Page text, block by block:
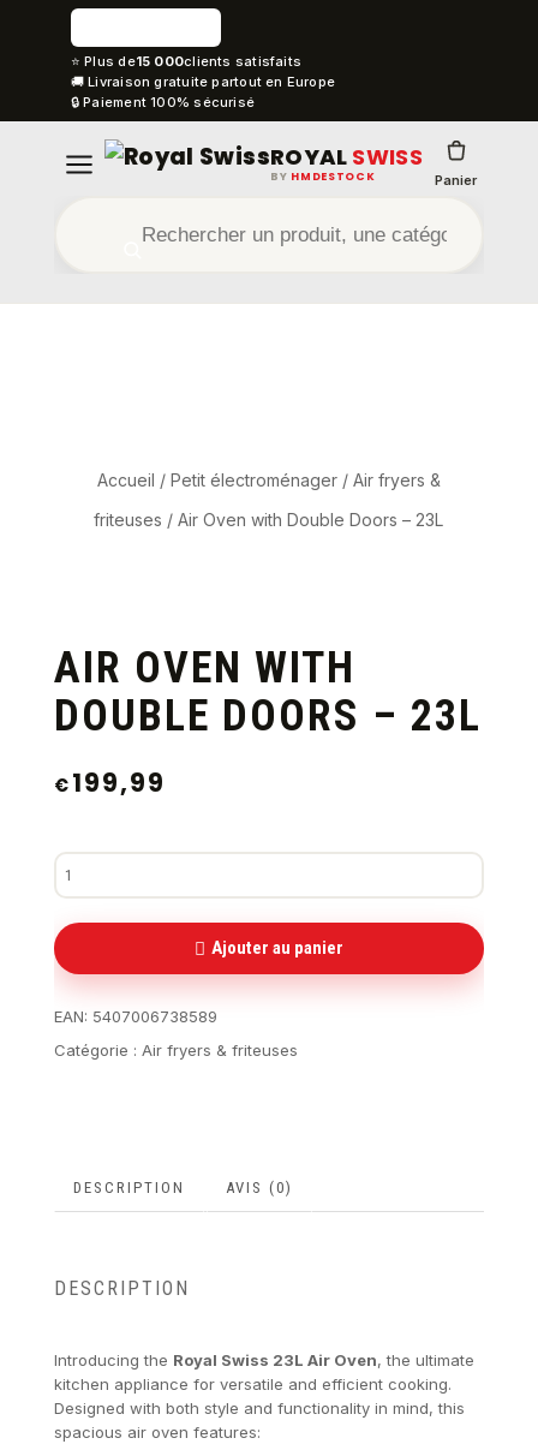
⭐ Plus de15 000clients satisfaits
🚚 Livraison gratuite partout en Europe
🔒 Paiement 100% sécurisé
ROYAL SWISS
BY HMDESTOCK Panier
Accueil / Petit électroménager/ Air fryers &
friteuses / Air Oven with Double Doors – 23L
AIR OVEN WITH
DOUBLE DOORS – 23L
€199,99
Ajouter au panier
EAN: 5407006738589
Catégorie : Air fryers & friteuses
DESCRIPTION AVIS (0)
DESCRIPTION
Introducing the Royal Swiss 23L Air Oven, the ultimate
kitchen appliance for versatile and efficient cooking.
Designed with both style and functionality in mind, this
spacious air oven features: